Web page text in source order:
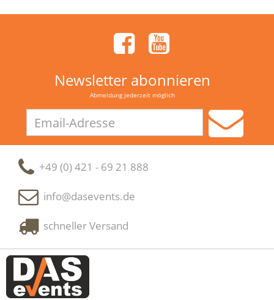
Newsletter abonnieren
Abmeldung jederzeit möglich
Adresse
+49 (0) 421 - 69 21 888
info@dasevents.de
schneller Versand